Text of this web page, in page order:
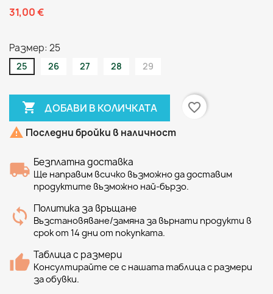
31,00 €
Размер: 25
25 26 27 28 29
 ДОБАВИ В КОЛИЧКАТА
favorite_border
 Последни бройки в наличност
Безплатна доставка
Ще направим всичко възможно да доставим
продуктите възможно най-бързо.
Политика за връщане
Възстановяване/замяна за върнати продукти в
срок от 14 дни от покупката.
Таблица с размери
Консултирайте се с нашата таблица с размери
за обувки.